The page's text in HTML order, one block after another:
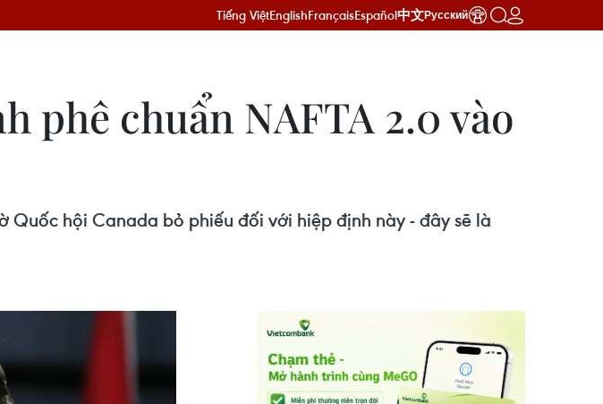
Tiếng ViệtEnglishFrançaisEspañol中文Русский
phê chuẩn NAFTA 2.0 vào
hội Canada bỏ phiếu đối với hiệp định này - đây sẽ là